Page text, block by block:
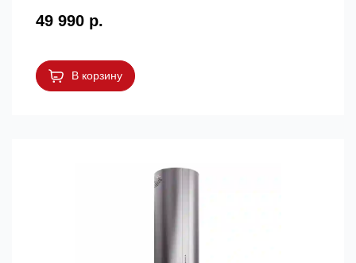
49 990 р.
В корзину